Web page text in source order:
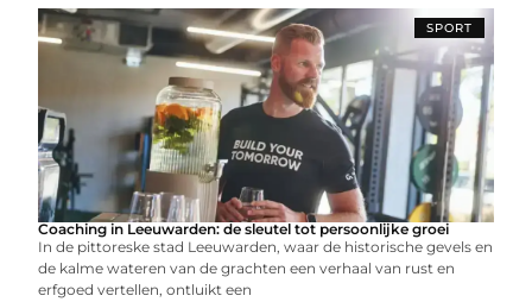
SPORT
Coaching in Leeuwarden: de sleutel tot persoonlijke groei
In de pittoreske stad Leeuwarden, waar de historische gevels en
de kalme wateren van de grachten een verhaal van rust en
erfgoed vertellen, ontluikt een